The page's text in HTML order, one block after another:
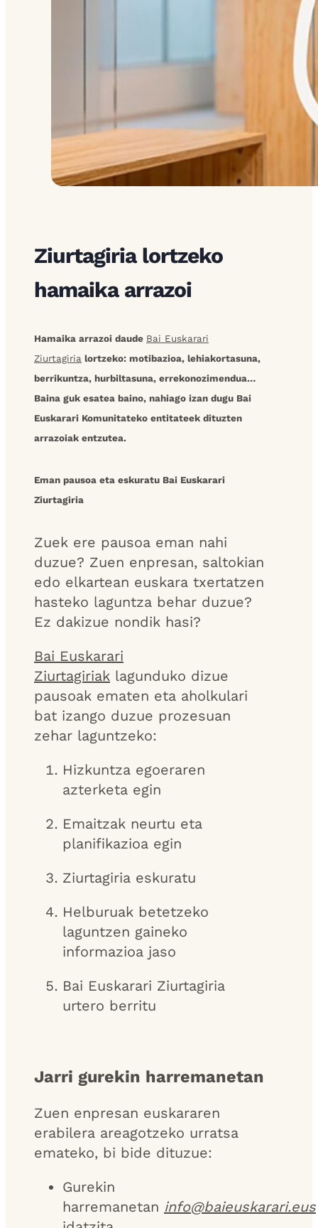
Ziurtagiria lortzeko
hamaika arrazoi
Hamaika arrazoi daude Bai Euskarari
Ziurtagiria lortzeko: motibazioa, lehiakortasuna,
berrikuntza, hurbiltasuna, errekonozimendua…
Baina guk esatea baino, nahiago izan dugu Bai
Euskarari Komunitateko entitateek dituzten
arrazoiak entzutea.
Eman pausoa eta eskuratu Bai Euskarari
Ziurtagiria
Zuek ere pausoa eman nahi
duzue? Zuen enpresan, saltokian
edo elkartean euskara txertatzen
hasteko laguntza behar duzue?
Ez dakizue nondik hasi?
Bai Euskarari
Ziurtagiriak lagunduko dizue
pausoak ematen eta aholkulari
bat izango duzue prozesuan
zehar laguntzeko:
Hizkuntza egoeraren
azterketa egin
Emaitzak neurtu eta
planifikazioa egin
Ziurtagiria eskuratu
Helburuak betetzeko
laguntzen gaineko
informazioa jaso
Bai Euskarari Ziurtagiria
urtero berritu
Jarri gurekin harremanetan
Zuen enpresan euskararen
erabilera areagotzeko urratsa
emateko, bi bide dituzue:
Gurekin
harremanetan info@baieuskarari.eus